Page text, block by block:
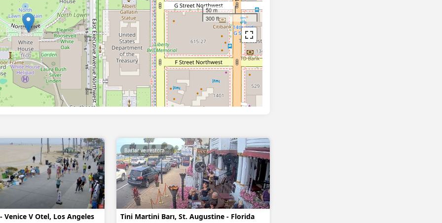
50 m
300 ft
Venice V Otel, Los Angeles Tini Martini Barı, St. Augustine - Florida
Barlar ve restoranlar